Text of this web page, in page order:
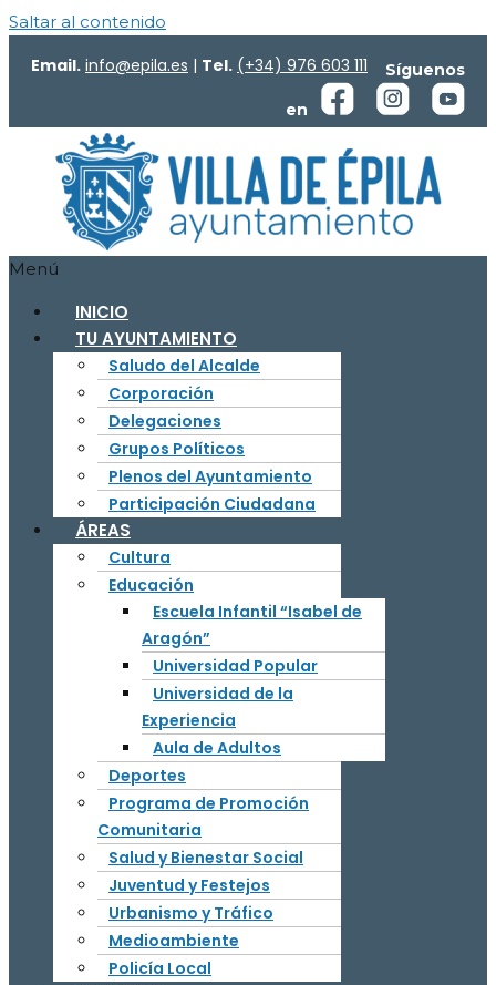
Saltar al contenido
Email. info@epila.es | Tel. (+34) 976 603 111
Síguenos
en
Menú
INICIO
TU AYUNTAMIENTO
Saludo del Alcalde
Corporación
Delegaciones
Grupos Políticos
Plenos del Ayuntamiento
Participación Ciudadana
ÁREAS
Cultura
Educación
Escuela Infantil “Isabel de
Aragón”
Universidad Popular
Universidad de la
Experiencia
Aula de Adultos
Deportes
Programa de Promoción
Comunitaria
Salud y Bienestar Social
Juventud y Festejos
Urbanismo y Tráfico
Medioambiente
Policía Local